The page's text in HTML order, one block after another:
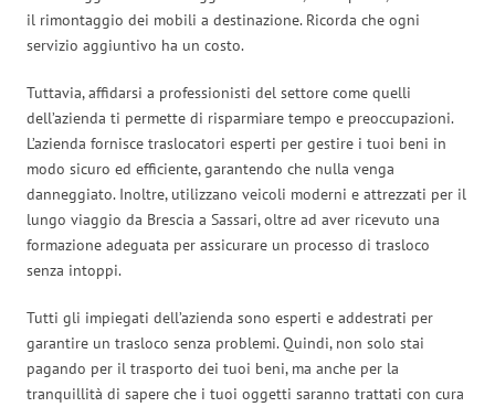
il rimontaggio dei mobili a destinazione. Ricorda che ogni
servizio aggiuntivo ha un costo.
Tuttavia, affidarsi a professionisti del settore come quelli
dell’azienda ti permette di risparmiare tempo e preoccupazioni.
L’azienda fornisce traslocatori esperti per gestire i tuoi beni in
modo sicuro ed efficiente, garantendo che nulla venga
danneggiato. Inoltre, utilizzano veicoli moderni e attrezzati per il
lungo viaggio da Brescia a Sassari, oltre ad aver ricevuto una
formazione adeguata per assicurare un processo di trasloco
senza intoppi.
Tutti gli impiegati dell’azienda sono esperti e addestrati per
garantire un trasloco senza problemi. Quindi, non solo stai
pagando per il trasporto dei tuoi beni, ma anche per la
tranquillità di sapere che i tuoi oggetti saranno trattati con cura